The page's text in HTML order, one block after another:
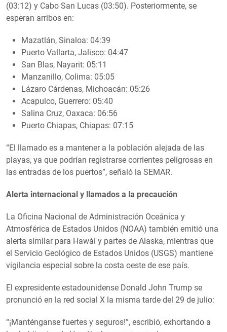
(03:12) y Cabo San Lucas (03:50). Posteriormente, se
esperan arribos en:
Mazatlán, Sinaloa: 04:39
Puerto Vallarta, Jalisco: 04:47
San Blas, Nayarit: 05:11
Manzanillo, Colima: 05:05
Lázaro Cárdenas, Michoacán: 05:26
Acapulco, Guerrero: 05:40
Salina Cruz, Oaxaca: 06:56
Puerto Chiapas, Chiapas: 07:15
“El llamado es a mantener a la población alejada de las
playas, ya que podrían registrarse corrientes peligrosas en
las entradas de los puertos”, señaló la SEMAR.
Alerta internacional y llamados a la precaución
La Oficina Nacional de Administración Oceánica y
Atmosférica de Estados Unidos (NOAA) también emitió una
alerta similar para Hawái y partes de Alaska, mientras que
el Servicio Geológico de Estados Unidos (USGS) mantiene
vigilancia especial sobre la costa oeste de ese país.
El expresidente estadounidense Donald John Trump se
pronunció en la red social X la misma tarde del 29 de julio:
“¡Manténganse fuertes y seguros!”, escribió, exhortando a